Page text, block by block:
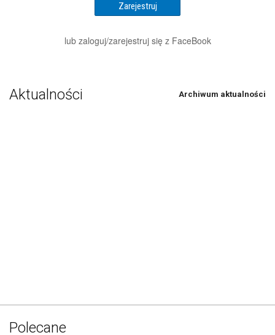
Zarejestruj
lub zaloguj/zarejestruj się z FaceBook
Aktualności Archiwum aktualności
Polecane